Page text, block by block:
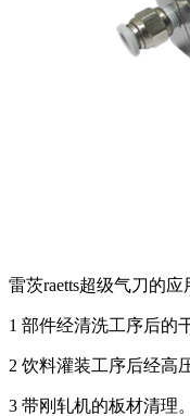
雷茨raetts超级气刀的应
1 部件经清洗工序后的
2 饮料灌装工序后经高
3 带刚轧机的板材清理。